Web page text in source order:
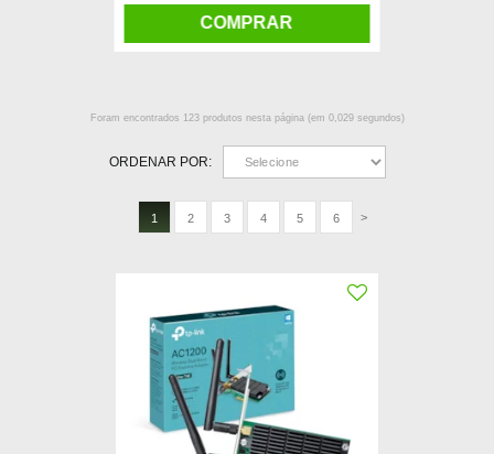
COMPRAR
Foram encontrados 123produtos nesta página (em 0,029segundos)
ORDENAR POR:
1 2 3 4 5 6 >